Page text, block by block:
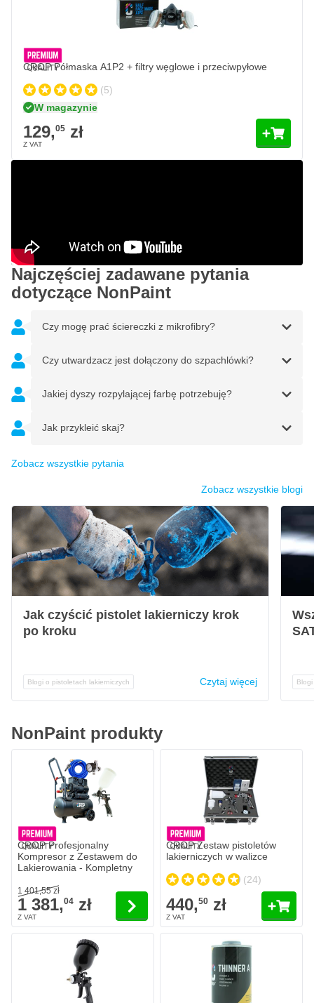
CROP Półmaska A1P2 + filtry węglowe i przeciwpyłowe
(5)
W magazynie
129,05 zł
Najczęściej zadawane pytania
dotyczące NonPaint
Czy mogę prać ściereczki z mikrofibry?
Czy utwardzacz jest dołączony do szpachlówki?
Jakiej dyszy rozpylającej farbę potrzebuję?
Jak przykleić skaj?
Zobacz wszystkie pytania
Zobacz wszystkie blogi
Jak czyścić pistolet lakierniczy krok
po kroku
Blogi o pistoletach lakierniczych Czytaj więcej
NonPaint produkty
CROP Profesjonalny
Kompresor z Zestawem do
Lakierowania - Kompletny
Cena zależy od opcji wybranych na stronie produktu
1 401,55zł
1 381,04 zł
CROP Zestaw pistoletów
lakierniczych w walizce
(24)
440,50 zł
CROP HVLP Opryskiwacz CZARNY + górny kubek
W magazynie